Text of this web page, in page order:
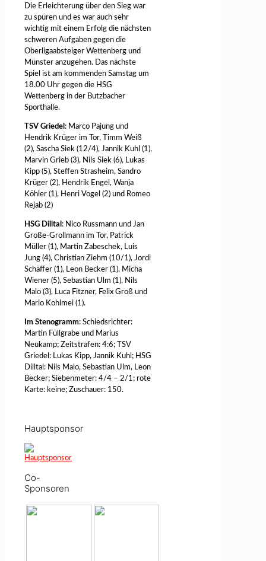
Die Erleichterung über den Sieg war
zu spüren und es war auch sehr
wichtig mit einem Erfolg die nächsten
schweren Aufgaben gegen die
Oberligaabsteiger Wettenberg und
Münster anzugehen. Das nächste
Spiel ist am kommenden Samstag um
18.00 Uhr gegen die HSG
Wettenberg in der Butzbacher
Sporthalle.
TSV Griedel : Marco Pajung und
Hendrik Krüger im Tor, Timm Weiß
(2), Sascha Siek (12/4), Jannik Kuhl (1),
Marvin Grieb (3), Nils Siek (6), Lukas
Kipp (5), Steffen Strasheim, Sandro
Krüger (2), Hendrik Engel, Wanja
Köhler (1), Henri Vogel (2) und Romeo
Rejab (2)
HSG Dilltal : Nico Russmann und Jan
Große-Grollmann im Tor, Patrick
Müller (1), Martin Zabeschek, Luis
Jung (4), Christian Ziehm (10/1), Jordi
Schäffer (1), Leon Becker (1), Micha
Wiener (5), Sebastian Ulm (1), Nils
Malo (3), Luca Fitzner, Felix Groß und
Mario Kohlmei (1).
Im Stenogramm: Schiedsrichter:
Martin Füllgrabe und Marius
Neukamp; Zeitstrafen: 4:6; TSV
Griedel: Lukas Kipp, Jannik Kuhl; HSG
Dilltal: Nils Malo, Sebastian Ulm, Leon
Becker; Siebenmeter: 4/4 – 2/1; rote
Karte: keine; Zuschauer: 150.
Hauptsponsor
Co-
Sponsoren